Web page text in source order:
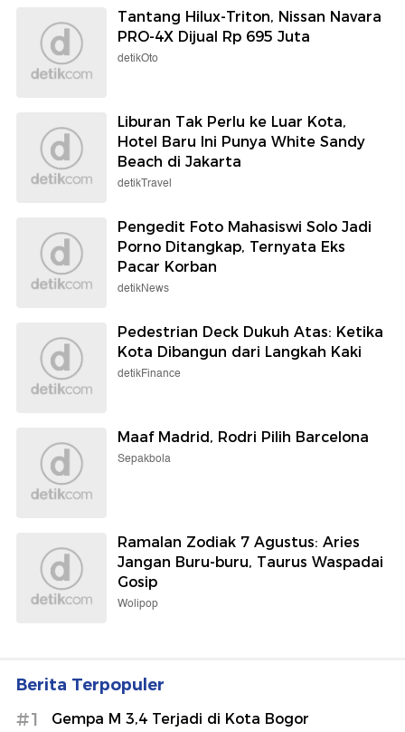
Tantang Hilux-Triton, Nissan Navara
PRO-4X Dijual Rp 695 Juta
detikOto
Liburan Tak Perlu ke Luar Kota,
Hotel Baru Ini Punya White Sandy
Beach di Jakarta
detikTravel
Pengedit Foto Mahasiswi Solo Jadi
Porno Ditangkap, Ternyata Eks
Pacar Korban
detikNews
Pedestrian Deck Dukuh Atas: Ketika
Kota Dibangun dari Langkah Kaki
detikFinance
Maaf Madrid, Rodri Pilih Barcelona
Sepakbola
Ramalan Zodiak 7 Agustus: Aries
Jangan Buru-buru, Taurus Waspadai
Gosip
Wolipop
Berita Terpopuler
#1 Gempa M 3,4 Terjadi di Kota Bogor